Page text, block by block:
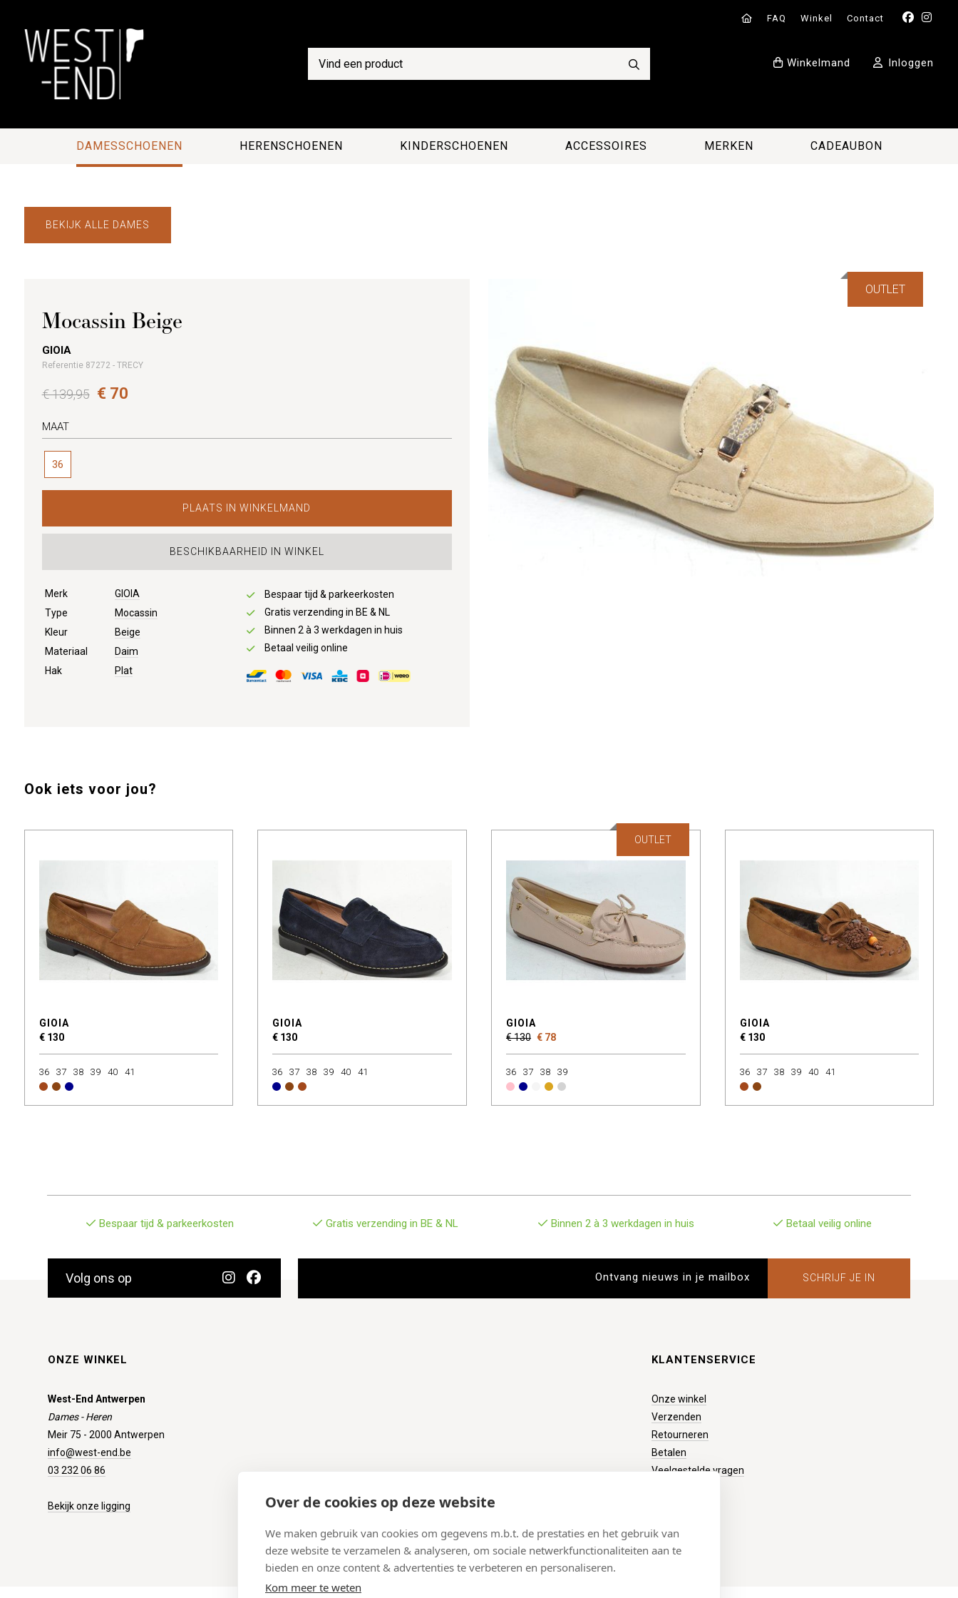
Over de cookies op deze website
We maken gebruik van cookies om gegevens m.b.t. de prestaties en het gebruik van
deze website te verzamelen & analyseren, om sociale netwerkfunctionaliteiten aan te
bieden en onze content & advertenties te verbeteren en personaliseren.
Kom meer te weten
FAQ Winkel Contact
Inloggen
Winkelmand
DAMESSCHOENEN HERENSCHOENEN KINDERSCHOENEN ACCESSOIRES MERKEN CADEAUBON
BEKIJK ALLE DAMES
OUTLET
Mocassin Beige
GIOIA
Referentie 87272 - TRECY
€ 139,95 € 70
MAAT
36
PLAATS IN WINKELMAND
BESCHIKBAARHEID IN WINKEL
Merk
GIOIA
Type
Mocassin
Kleur
Beige
Materiaal
Daim
Hak
Plat
Bespaar tijd & parkeerkosten
Gratis verzending in BE & NL
Binnen 2 à 3 werkdagen in huis
Betaal veilig online
Ook iets voor jou?
GIOIA
€ 130
36 37 38 39 40 41
GIOIA
€ 130
36 37 38 39 40 41
GIOIA
€ 130 € 78
OUTLET
36 37 38 39
GIOIA
€ 130
36 37 38 39 40 41
Bespaar tijd & parkeerkosten Gratis verzending in BE & NL Binnen 2 à 3 werkdagen in huis Betaal veilig online
Volg ons op SCHRIJF JE IN
ONZE WINKEL
West-End Antwerpen
Dames - Heren
Meir 75 - 2000 Antwerpen
info@west-end.be
03 232 06 86
Bekijk onze ligging
KLANTENSERVICE
Onze winkel
Verzenden
Retourneren
Betalen
Veelgestelde vragen